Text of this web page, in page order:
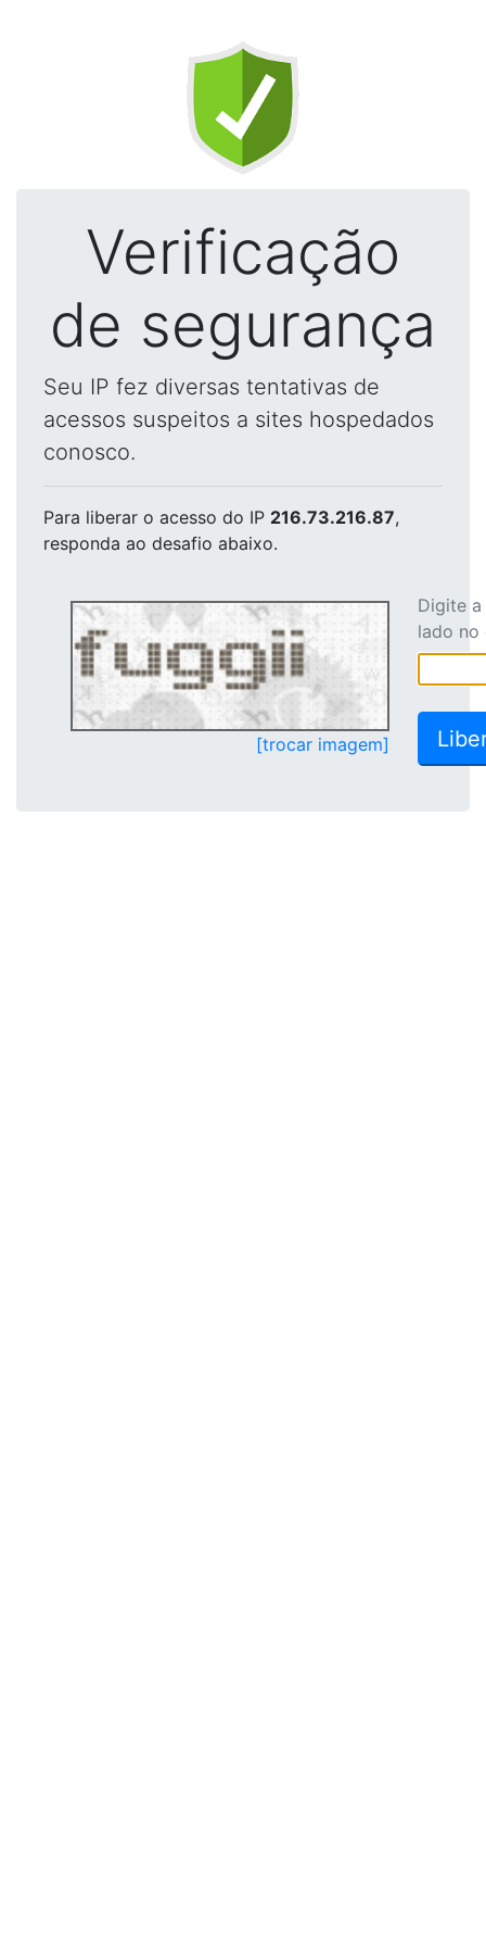
Verificação
de segurança
Seu IP fez diversas tentativas de
acessos suspeitos a sites hospedados
conosco.
Para liberar o acesso do IP 216.73.216.87,
responda ao desafio abaixo.
[trocar imagem]
Digite
lado no